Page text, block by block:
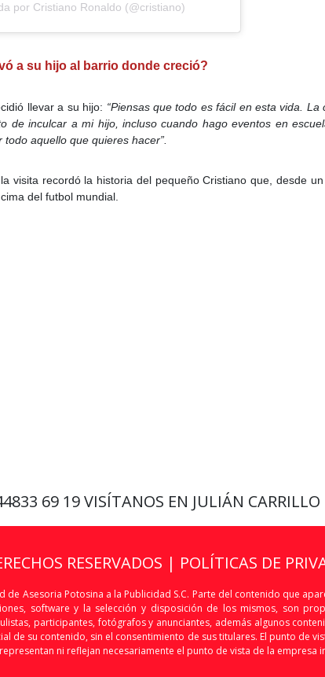
por Cristiano Ronaldo (@cristiano)
a su hijo al barrio donde creció?
llevar a su hijo: “Piensas que todo es fácil en esta vida.
de inculcar a mi hijo, incluso cuando hago eventos en
aquello que quieres hacer”.
visita recordó la historia del pequeño Cristiano que, desde
del futbol mundial.
69 19VISÍTANOS EN JULIÁN
RESERVADOS | POLÍTICAS DE
de Asesoria Potosina a la Publicidad S.C. Parte del contenido que
software y la selección y disposición de los mismos, son
participantes, fotógrafos y anunciantes, además algunos
de su contenido, sin el consentimiento de sus titulares. El punto de
ni reflejan necesariamente el punto de vista de la